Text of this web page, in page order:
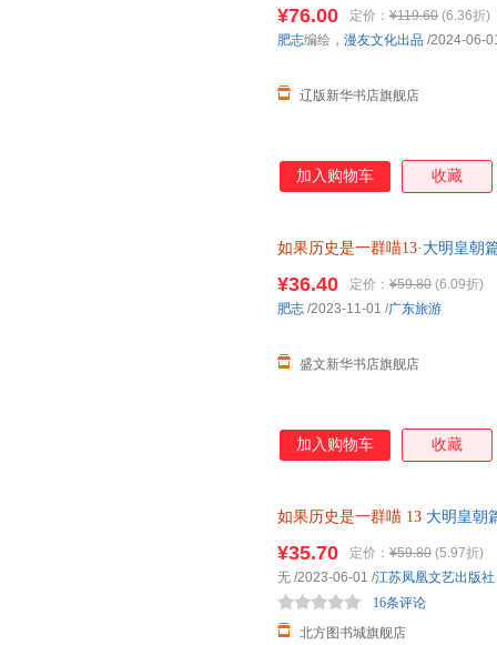
¥76.00 定价： ¥119.60 (6.36折)
辽版新华书店旗舰店
肥志编绘， 漫友文化出品 /2024-06-
加入购物车 收藏
如果历史是一群喵13·大明皇朝
¥36.40 定价： ¥59.80 (6.09折)
盛文新华书店旗舰店
肥志 /2023-11-01 /广东旅游
加入购物车 收藏
如果历史是一群喵 13 大明皇朝
85%城市次日送达！
¥35.70 定价： ¥59.80 (5.97折)
北方图书城旗舰店
16条评论
无 /2023-06-01 /江苏凤凰文艺出版社